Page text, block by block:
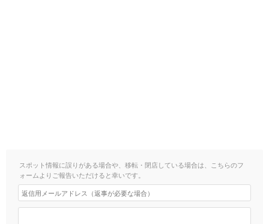
スポット情報に誤りがある場合や、移転・閉店している場合は、こちらのフ
ォームよりご報告いただけると幸いです。